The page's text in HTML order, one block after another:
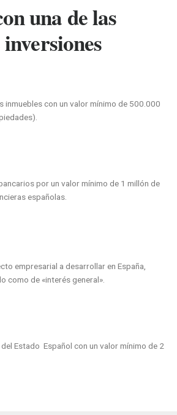
una de las
inmuebles con un valor mínimo de 500.000
por un valor mínimo de 1 millón de
españolas.
empresarial a desarrollar en España,
como de «interés general».
Estado Español con un valor mínimo de 2